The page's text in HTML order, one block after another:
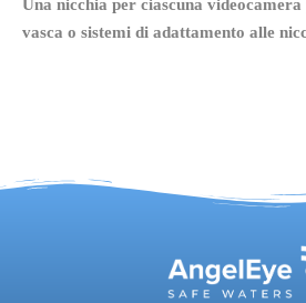
Una nicchia per ciascuna
vasca o sistemi di adattamento alle